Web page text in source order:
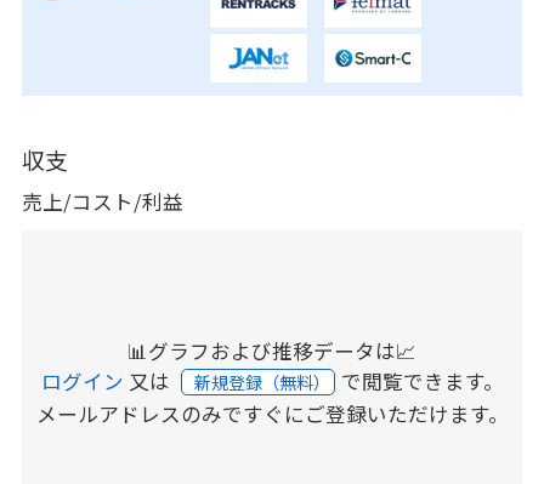
収支
売上/コスト/利益
📊グラフおよび推移データは📈
ログイン 又は 新規登録（無料） で閲覧できます。
メールアドレスのみですぐにご登録いただけます。